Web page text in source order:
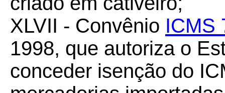
XLVII - Convênio ICMS
1998, que autoriza o
conceder isenção do